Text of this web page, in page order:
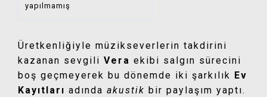
yapılmamış
Üretkenliğiyle müzikseverlerin takdirini
kazanan sevgili Vera ekibi salgın sürecini
boş geçmeyerek bu dönemde iki şarkılık Ev
Kayıtları adında akustik bir paylaşım yaptı.